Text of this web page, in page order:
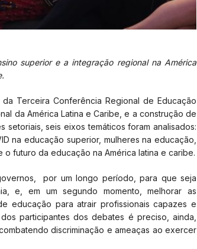
superior e a integração regional na América
Terceira Conferência Regional de Educação
da América Latina e Caribe, e a construção de
setoriais, seis eixos temáticos foram analisados:
na educação superior, mulheres na educação,
futuro da educação na América latina e caribe.
por um longo período, para que seja
e, em um segundo momento, melhorar as
educação para atrair profissionais capazes e
participantes dos debates é preciso, ainda,
discriminação e ameaças ao exercer